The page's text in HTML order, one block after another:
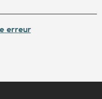
erreur